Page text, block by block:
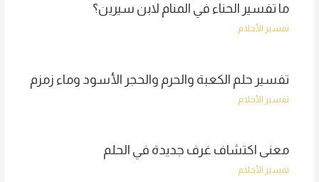
ما تفسير الحناء في المنام لابن سيرين؟
تفسير الأحلام
تفسير حلم الكعبة والحرم والحجر الأسود وماء زمزم
تفسير الأحلام
معنى اكتشاف غرف جديدة في الحلم
تفسير الأحلام